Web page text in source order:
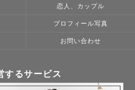
恋人、カップル
プロフィール写真
お問い合わせ
するサービス